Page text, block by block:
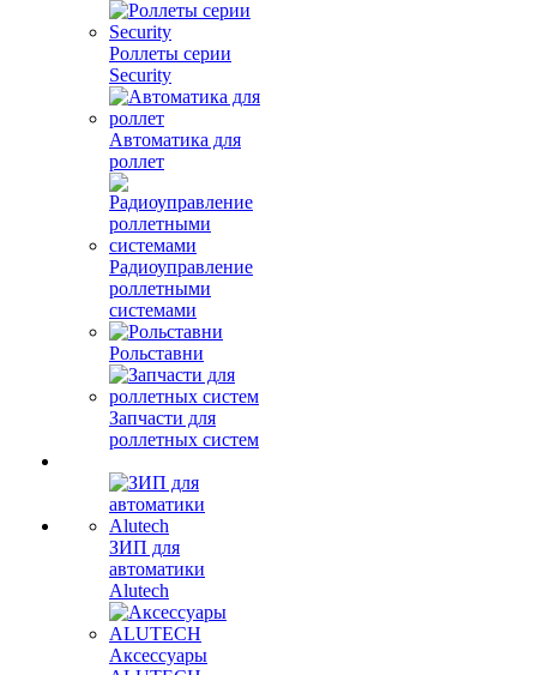
Роллеты серии
Security
Автоматика для
роллет
Радиоуправление
роллетными
системами
Рольставни
Запчасти для
роллетных систем
ЗИП для
автоматики
Alutech
Аксессуары